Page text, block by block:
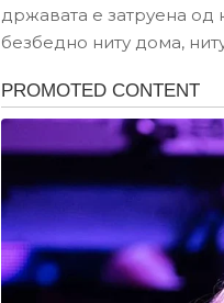
државата е затруена од
безбедно ниту дома,